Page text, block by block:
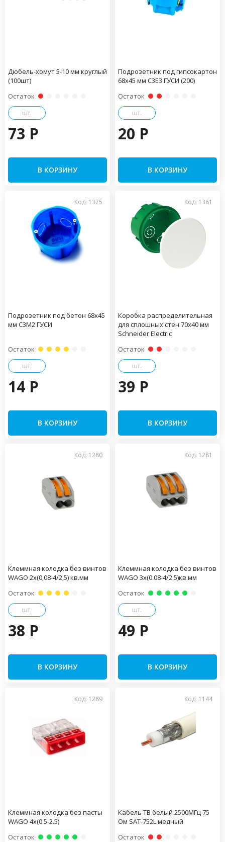
Дюбель-хомут 5-10 мм круглый
(100шт)
Остаток
шт.
73 P
В КОРЗИНУ
Подрозетник под гипсокартон
68х45 мм С3Е3 ГУСИ (200)
Остаток
шт.
20 P
В КОРЗИНУ
Код: 1375
Подрозетник под бетон 68х45
мм С3М2 ГУСИ
Остаток
шт.
14 P
В КОРЗИНУ
Код: 1361
Коробка распределительная
для сплошных стен 70х40 мм
Schneider Electric
Остаток
шт.
39 P
В КОРЗИНУ
Код: 1280
Клеммная колодка без винтов
WAGO 2х(0,08-4/2,5) кв.мм
Остаток
шт.
38 P
В КОРЗИНУ
Код: 1281
Клеммная колодка без винтов
WAGO 3х(0.08-4/2.5)кв.мм
Остаток
шт.
49 P
В КОРЗИНУ
Код: 1289
Клеммная колодка без пасты
WAGO 4х(0.5-2.5)
Остаток
Код: 1144
Кабель ТВ белый 2500МГц 75
Ом SAT-752L медный
Остаток